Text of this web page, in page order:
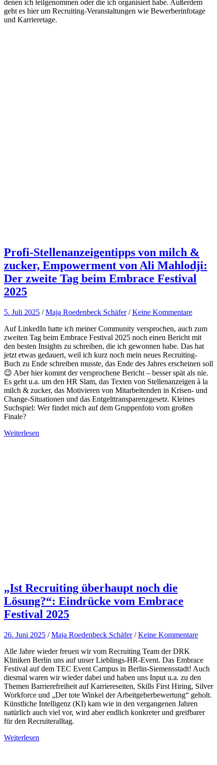
denen ich teilgenommen oder die ich organisiert habe. Außerdem
geht es hier um Recruiting-Veranstaltungen wie Bewerberinfotage
und Karrieretage.
Profi-Stellenanzeigentipps von milch &
zucker, Empowerment von Ali Mahlodji:
Der zweite Tag beim Embrace Festival
2025
5. Juli 2025 /Maja Roedenbeck Schäfer /Keine Kommentare
Auf LinkedIn hatte ich meiner Community versprochen, auch zum
zweiten Tag beim Embrace Festival 2025 noch einen Bericht mit
den besten Insights zu schreiben, die ich gewonnen habe. Das hat
jetzt etwas gedauert, weil ich kurz noch mein neues Recruiting-
Buch zu Ende schreiben musste, das Ende des Jahres erscheinen soll
😉 Aber hier kommt der versprochene Bericht – besser spät als nie.
Es geht u.a. um den HR Slam, das Texten von Stellenanzeigen à la
milch & zucker, das Motivieren von Mitarbeitenden in Krisen- und
Change-Situationen und das Entgelttransparenzgesetz. Kleines
Suchspiel: Wer findet mich auf dem Gruppenfoto vom großen
Finale?
Weiterlesen
„Ist Recruiting überhaupt noch die
Lösung?“: Eindrücke vom Embrace
Festival 2025
26. Juni 2025 /Maja Roedenbeck Schäfer /Keine Kommentare
Alle Jahre wieder freuen wir vom Recruiting Team der DRK
Kliniken Berlin uns auf unser Lieblings-HR-Event. Das Embrace
Festival auf dem TEC Event Campus in Berlin-Siemensstadt! Auch
diesmal waren wir wieder dabei und haben uns Input u.a. zu den
Themen Barrierefreiheit auf Karriereseiten, Skills First Hiring, Silver
Workforce und „Der tote Winkel der Arbeitgeberbewertung“ geholt.
Künstliche Intelligenz (KI) kam wie in den vergangenen Jahren
natürlich auch viel vor, wird aber endlich konkreter und greifbarer
für den Recruiteralltag.
Weiterlesen